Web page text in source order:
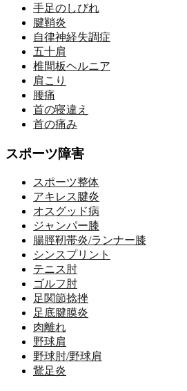
手足のしびれ
腱鞘炎
自律神経失調症
五十肩
椎間板ヘルニア
肩こり
腰痛
首の寝違え
首の痛み
スポーツ障害
スポーツ整体
アキレス腱炎
オスグッド病
ジャンパー膝
腸脛靭帯炎/ランナー膝
シンスプリント
テニス肘
ゴルフ肘
足関節捻挫
足底腱膜炎
肉離れ
野球肩
野球肘/野球肩
鵞足炎